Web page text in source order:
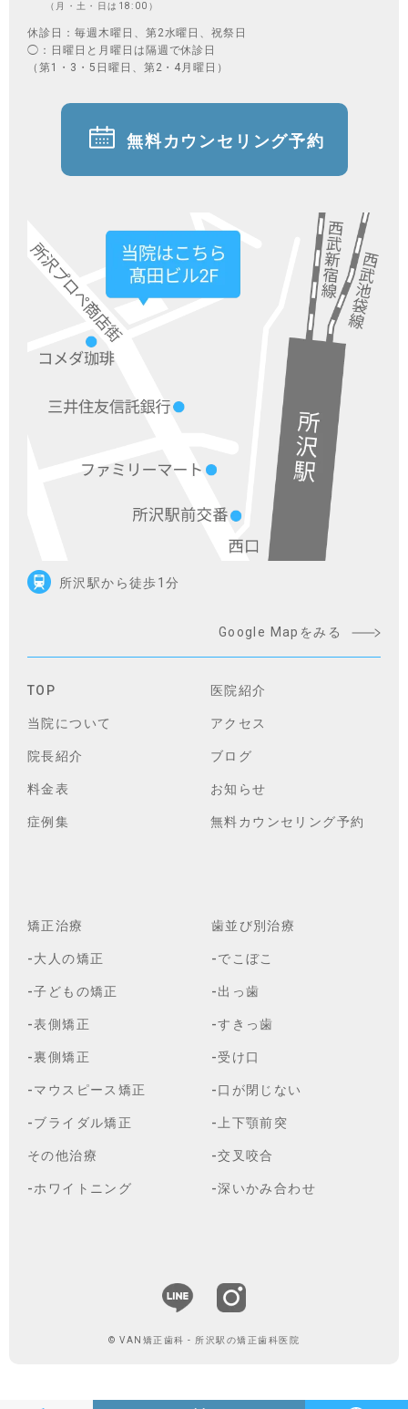
（月・土・日は18:00）
休診日：毎週木曜日、第2水曜日、祝祭日
◯：日曜日と月曜日は隔週で休診日
（第1・3・5日曜日、第2・4月曜日）
無料カウンセリング予約
所沢駅から徒歩1分
Google Mapをみる
TOP
当院について
院長紹介
料金表
症例集
医院紹介
アクセス
ブログ
お知らせ
無料カウンセリング予約
矯正治療
-大人の矯正
-子どもの矯正
-表側矯正
-裏側矯正
-マウスピース矯正
-ブライダル矯正
その他治療
-ホワイトニング
歯並び別治療
-でこぼこ
-出っ歯
-すきっ歯
-受け口
-口が閉じない
-上下顎前突
-交叉咬合
-深いかみ合わせ
© VAN矯正歯科 - 所沢駅の矯正歯科医院